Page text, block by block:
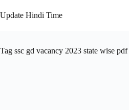
to
content
Update Hindi Time
Tag ssc gd vacancy 2023 state wise pdf